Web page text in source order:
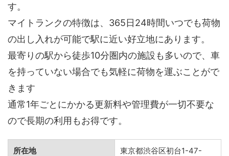
す。
マイトランクの特徴は、365日24時間いつでも荷物
の出し入れが可能で駅に近い好立地にあります。
最寄りの駅から徒歩10分圏内の施設も多いので、車
を持っていない場合でも気軽に荷物を運ぶことがで
きます
通常1年ごとにかかる更新料や管理費が一切不要な
ので長期の利用もお得です。
所在地
東京都渋谷区初台1-47-